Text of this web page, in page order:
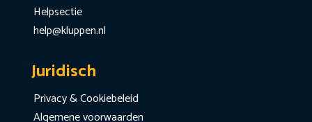
Helpsectie
help@kluppen.nl
Juridisch
Privacy & Cookiebeleid
Algemene voorwaarden